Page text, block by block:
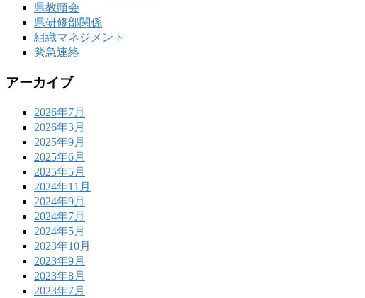
県教頭会
県研修部関係
組織マネジメント
緊急連絡
アーカイブ
2026年7月
2026年3月
2025年9月
2025年6月
2025年5月
2024年11月
2024年9月
2024年7月
2024年5月
2023年10月
2023年9月
2023年8月
2023年7月